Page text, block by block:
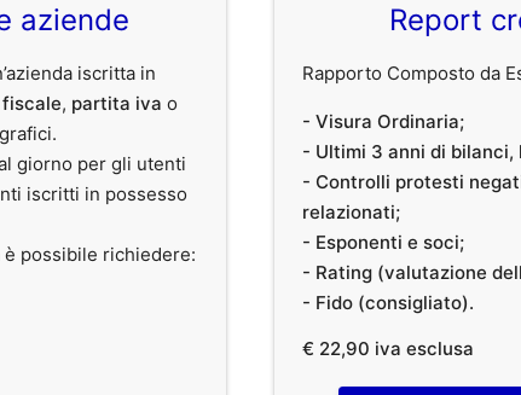
aziende
iscritta in
, partita iva o
giorno per gli utenti
iscritti in possesso
è possibile richiedere:
Report
Rapporto Composto da
- Visura Ordinaria;
- Ultimi 3 anni di bilanci,
- Controlli protesti
relazionati;
- Esponenti e soci;
- Rating (valutazione
- Fido (consigliato).
€ 22,90 iva esclusa